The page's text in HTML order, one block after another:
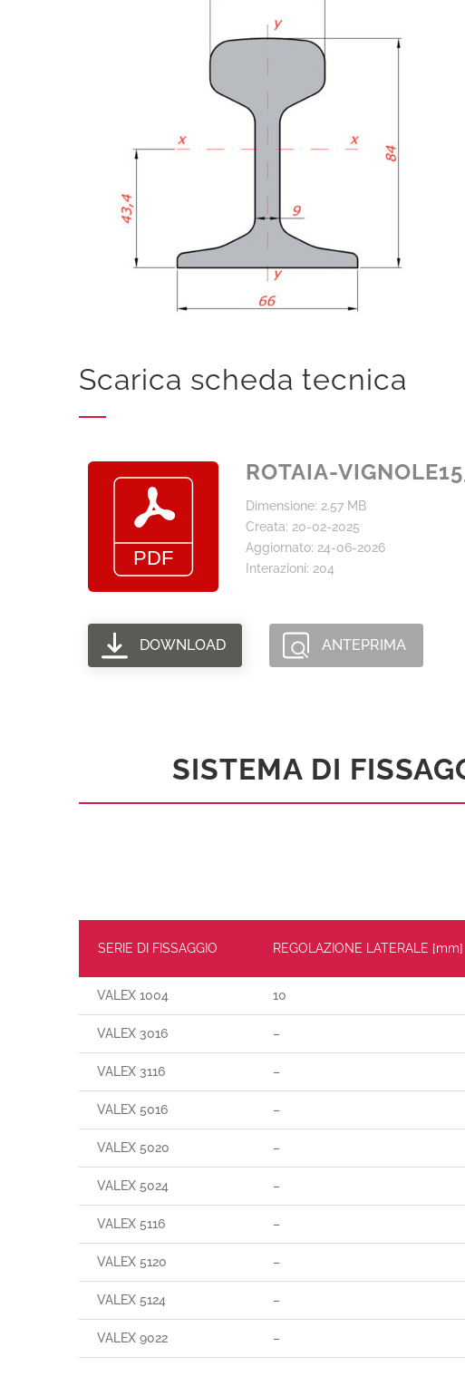
Scarica scheda tecnica
ROTAIA-
Dimensione: 2.57 MB
Creata: 20-02-2025
Aggiornato: 24-06-2026
Interazioni: 204
DOWNLOAD ANTEPRIMA
SISTEMA DI
SERIE DI FISSAGGIO REGOLAZIONE LATERALE [mm]
VALEX 1004 10
VALEX 3016 –
VALEX 3116 –
VALEX 5016 –
VALEX 5020 –
VALEX 5024 –
VALEX 5116 –
VALEX 5120 –
VALEX 5124 –
VALEX 9022 –